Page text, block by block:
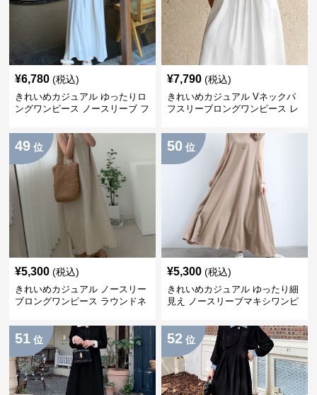
¥6,780 (税込)
きれいめカジュアル ゆったりロ
ングワンピース ノースリーブ フ
アシルエット
¥7,790 (税込)
きれいめカジュアル Vネックパ
フスリーブロングワンピース レ
人フェミニン リヨセル混リネン
素材
49 位
¥5,300 (税込)
きれいめカジュアル ノースリー
ブロングワンピース ラウンドネ
国風 コットンリネン
50 位
¥5,300 (税込)
きれいめカジュアル ゆったり細
見え ノースリーブマキシワンピ
付き 丸首 フレアシルエット 夏
ナチュラル系
51 位 52 位